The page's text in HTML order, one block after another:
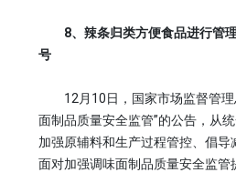
8、辣条归类方便食品进行管
号
12月10日，国家市场监督管理
面制品质量安全监管”的公告，从统
加强原辅料和生产过程管控、倡
面对加强调味面制品质量安全监管